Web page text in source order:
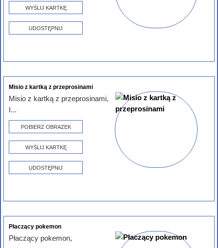
WYŚLIJ KARTKĘ
UDOSTĘPNIJ
Misio z kartką z przeprosinami
Misio z kartką z przeprosinami,
I...
POBIERZ OBRAZEK
WYŚLIJ KARTKĘ
UDOSTĘPNIJ
Płaczący pokemon
Płaczący pokemon,